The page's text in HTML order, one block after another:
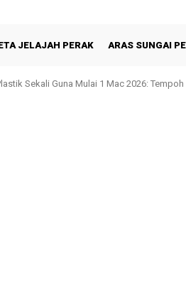
JELAJAH PERAK ARAS SUNGAI
Sekali Guna Mulai 1 Mac 2026: